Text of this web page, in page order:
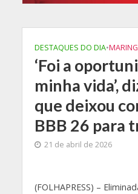
DESTAQUES DO DIA•
‘Foi a
minha vida’,
que deixou
BBB 26 para
21 de abril de 2026
(FOLHAPRESS) –